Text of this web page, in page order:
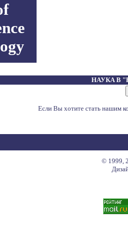
НАУКА В
Если Вы хотите стать нашим
© 1999,